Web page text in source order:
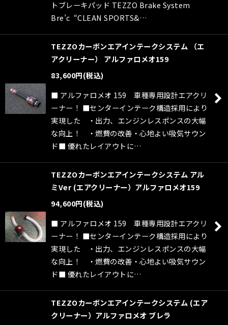
トブレーキパッド TEZZO Brake System
Bre’c “CLEAN SPORTS&…
TEZZOカーボンエアインテークシステム （エ
アクリーナー） アルファロメオ159
83,600円(税込)
■ アルファロメオ 159 車種専用設計エアクリ
ーナー！ ■センターインテーク構造採用により
実現した ・出力、エンジンレスポンスの大幅
な向上！ ・燃費の改善・心地よい吸気サウン
ド■ 優れたレイアウトに…
TEZZOカーボンエアインテークシステム アル
ミVer (エアクリーナー）アルファロメオ159
94,600円(税込)
■ アルファロメオ 159 車種専用設計エアクリ
ーナー！ ■センターインテーク構造採用により
実現した ・出力、エンジンレスポンスの大幅
な向上！ ・燃費の改善・心地よい吸気サウン
ド■ 優れたレイアウトに…
TEZZOカーボンエアインテークシステム (エア
クリーナー）アルファロメオ ブレラ